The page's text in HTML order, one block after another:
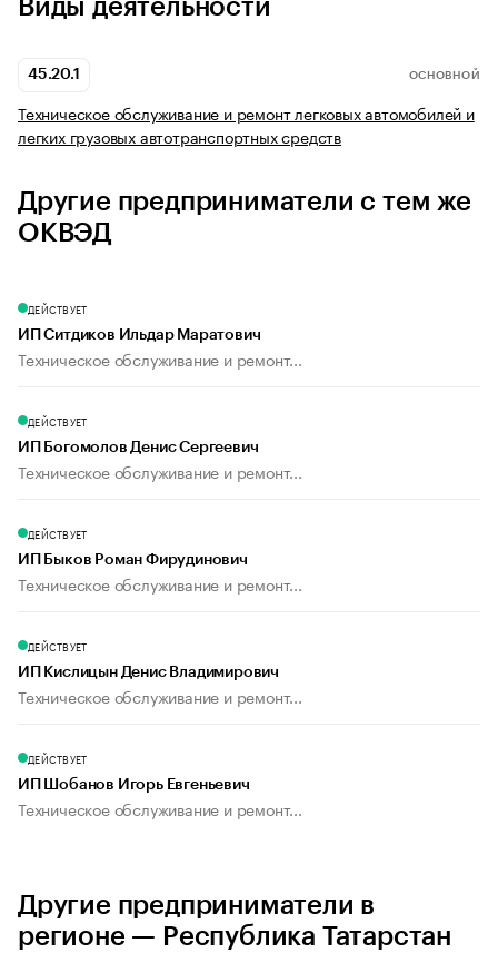
Виды деятельности
45.20.1 ОСНОВНОЙ
Техническое обслуживание и ремонт легковых автомобилей и
легких грузовых автотранспортных средств
Другие предприниматели с тем же
ОКВЭД
ДЕЙСТВУЕТ
ИП Ситдиков Ильдар Маратович
Техническое обслуживание и ремонт...
ДЕЙСТВУЕТ
ИП Богомолов Денис Сергеевич
Техническое обслуживание и ремонт...
ДЕЙСТВУЕТ
ИП Быков Роман Фирудинович
Техническое обслуживание и ремонт...
ДЕЙСТВУЕТ
ИП Кислицын Денис Владимирович
Техническое обслуживание и ремонт...
ДЕЙСТВУЕТ
ИП Шобанов Игорь Евгеньевич
Техническое обслуживание и ремонт...
Другие предприниматели в
регионе — Республика Татарстан